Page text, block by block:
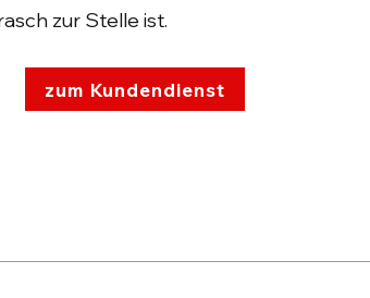
zur Stelle ist.
zum Kundendienst